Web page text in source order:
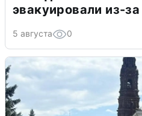
эвакуировали из-
5 августа 0